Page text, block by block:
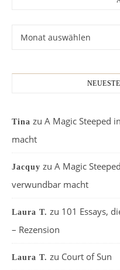
Tina zu A Magic Steeped
macht
Jacquy zu A Magic
verwundbar macht
Laura T. zu 101 Essays,
– Rezension
Laura T. zu Court of Sun